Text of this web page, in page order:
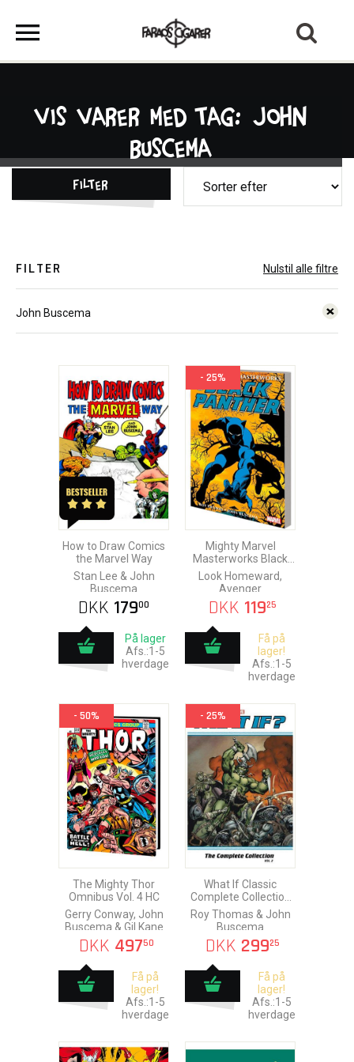
Vis varer med tag: John
Buscema
Filter
FILTER Nulstil alle filtre
John Buscema
How to Draw Comics
the Marvel Way
Stan Lee & John
Buscema
DKK 17900
På lager
Afs.:1-5
hverdage
- 25%
Mighty Marvel
Masterworks Black
Panther vol. 2
Look Homeward,
Avenger
DKK 11925
Få på
lager!
Afs.:1-5
hverdage
- 50%
The Mighty Thor
Omnibus Vol. 4 HC
Gerry Conway, John
Buscema & Gil Kane
DKK 49750
Få på
lager!
Afs.:1-5
hverdage
- 25%
What If Classic
Complete Collection
vol. 2
Roy Thomas & John
Buscema
DKK 29925
Få på
lager!
Afs.:1-5
hverdage